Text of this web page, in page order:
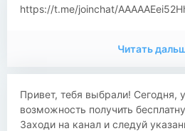
https://t.me/joinchat/
Читать
Привет, тебя выбрали! Сегодня,
возможность получить
Заходи на канал и следуй